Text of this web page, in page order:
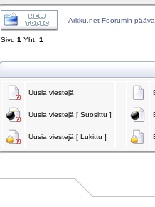
Arkku.net Foorumin
Sivu 1 Yht. 1
Uusia viestejä
Uusia viestejä [ Suosittu ]
Uusia viestejä [ Lukittu ]